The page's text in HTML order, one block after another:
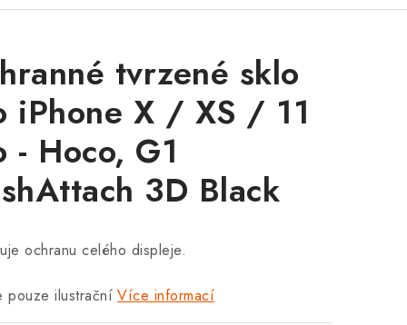
tvrzené sklo
iPhone X / XS / 11
- Hoco, G1
3D Black
ochranu celého displeje.
pouze ilustrační Více informací